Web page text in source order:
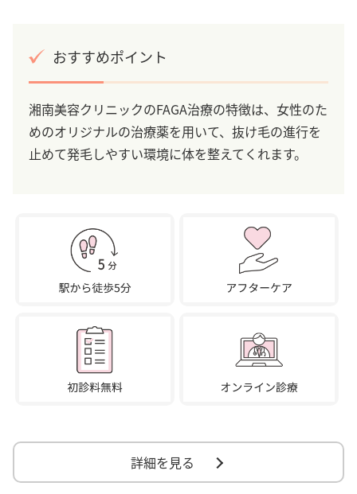
おすすめポイント
湘南美容クリニックのFAGA治療の特徴は、女性のた
めのオリジナルの治療薬を用いて、抜け毛の進行を
止めて発毛しやすい環境に体を整えてくれます。
詳細を見る